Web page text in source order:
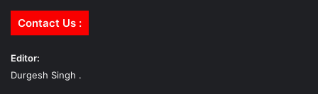
Contact Us :
Editor:
Durgesh Singh .